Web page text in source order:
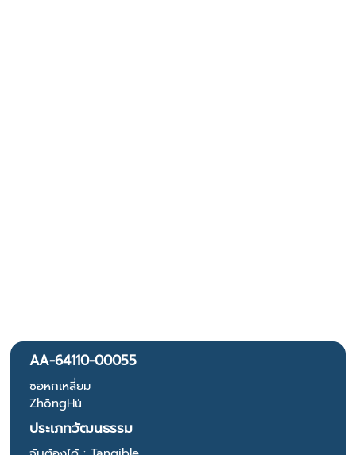
AA-64110-00055
ซอหกเหลี่ยม
ZhōngHú
ประเภทวัฒนธรรม